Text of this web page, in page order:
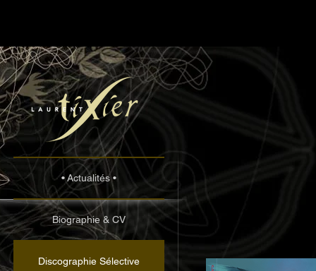
• Actualités •
Biographie & CV
Discographie Sélective